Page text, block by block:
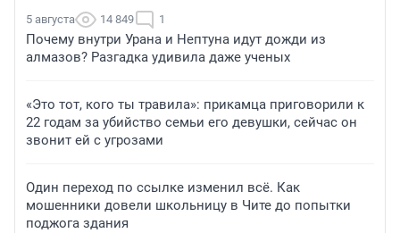
5 августа 14 849 1
Почему внутри Урана и Нептуна идут дожди из
алмазов? Разгадка удивила даже ученых
«Это тот, кого ты травила»: прикамца приговорили к
22 годам за убийство семьи его девушки, сейчас он
звонит ей с угрозами
Один переход по ссылке изменил всё. Как
мошенники довели школьницу в Чите до попытки
поджога здания